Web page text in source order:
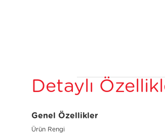
Detaylı
Genel Özellikler
Ürün Rengi